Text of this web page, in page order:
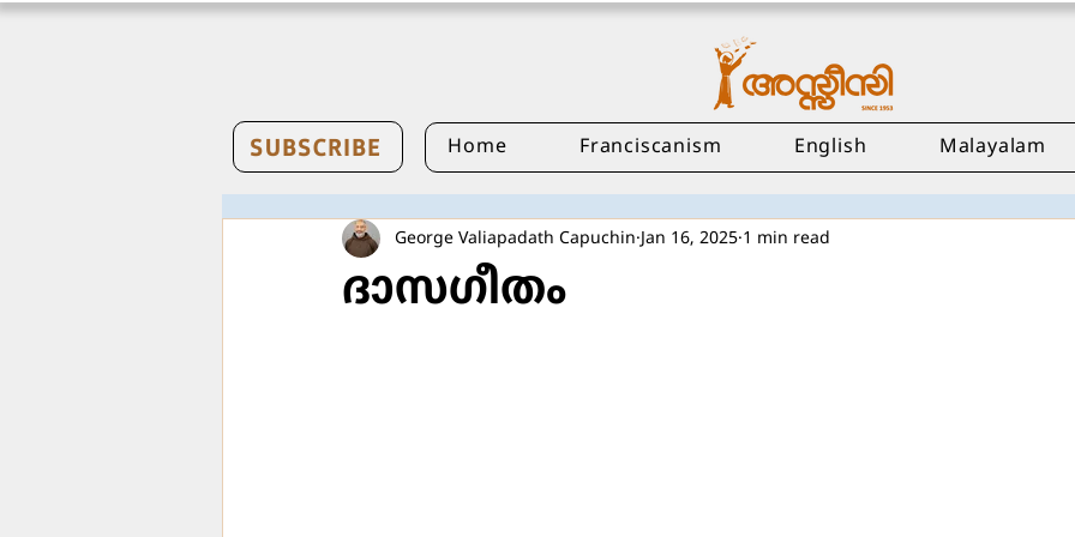
SUBSCRIBE Home Franciscanism English Malayalam
ദാസഗീതം
George Valiapadath Capuchin Jan 16, 2025 1 min read